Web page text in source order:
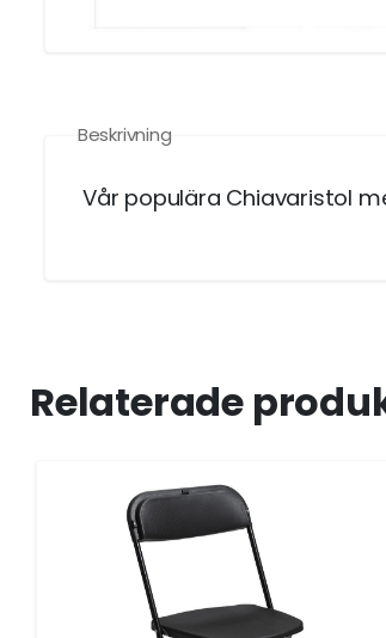
Beskrivning
Vår populära Chiavaristol
Relaterade